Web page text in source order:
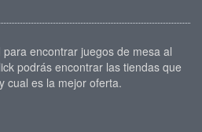
encontrar juegos de mesa al
podrás encontrar las tiendas que
cual es la mejor oferta.